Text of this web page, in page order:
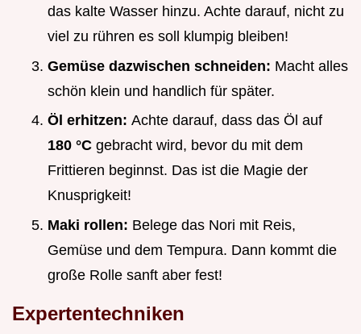
das kalte Wasser hinzu. Achte darauf, nicht zu
viel zu rühren es soll klumpig bleiben!
Gemüse dazwischen schneiden: Macht alles
schön klein und handlich für später.
Öl erhitzen: Achte darauf, dass das Öl auf
180 °C gebracht wird, bevor du mit dem
Frittieren beginnst. Das ist die Magie der
Knusprigkeit!
Maki rollen: Belege das Nori mit Reis,
Gemüse und dem Tempura. Dann kommt die
große Rolle sanft aber fest!
Expertentechniken